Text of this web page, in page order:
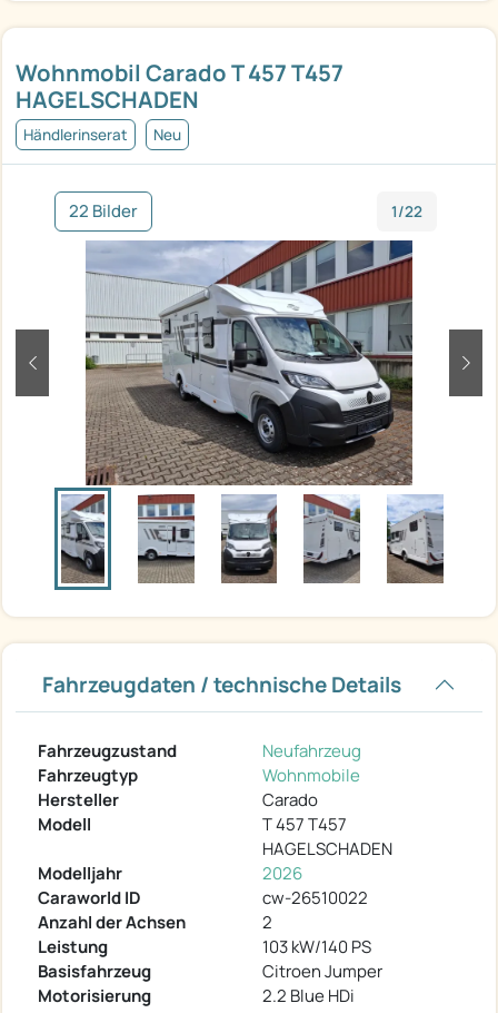
Wohnmobil Carado T 457 T457
HAGELSCHADEN
Händlerinserat Neu
22 Bilder 1/22
zurück
Fahrzeugdaten / technische Details
Fahrzeugzustand
Neufahrzeug
Fahrzeugtyp
Wohnmobile
Hersteller
Carado
Modell
T 457 T457
HAGELSCHADEN
Modelljahr
2026
Caraworld ID
cw-26510022
Anzahl der Achsen
2
Leistung
103 kW/140 PS
Basisfahrzeug
Citroen Jumper
Motorisierung
2.2 Blue HDi